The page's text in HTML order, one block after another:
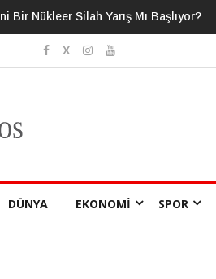
Daha Fazlasını Bildiğimizi
DÜNYA EKONOMI SPOR